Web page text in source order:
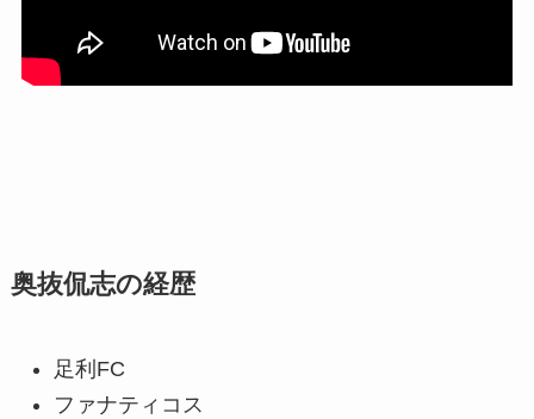
奥抜侃志の経歴
足利FC
ファナティコス